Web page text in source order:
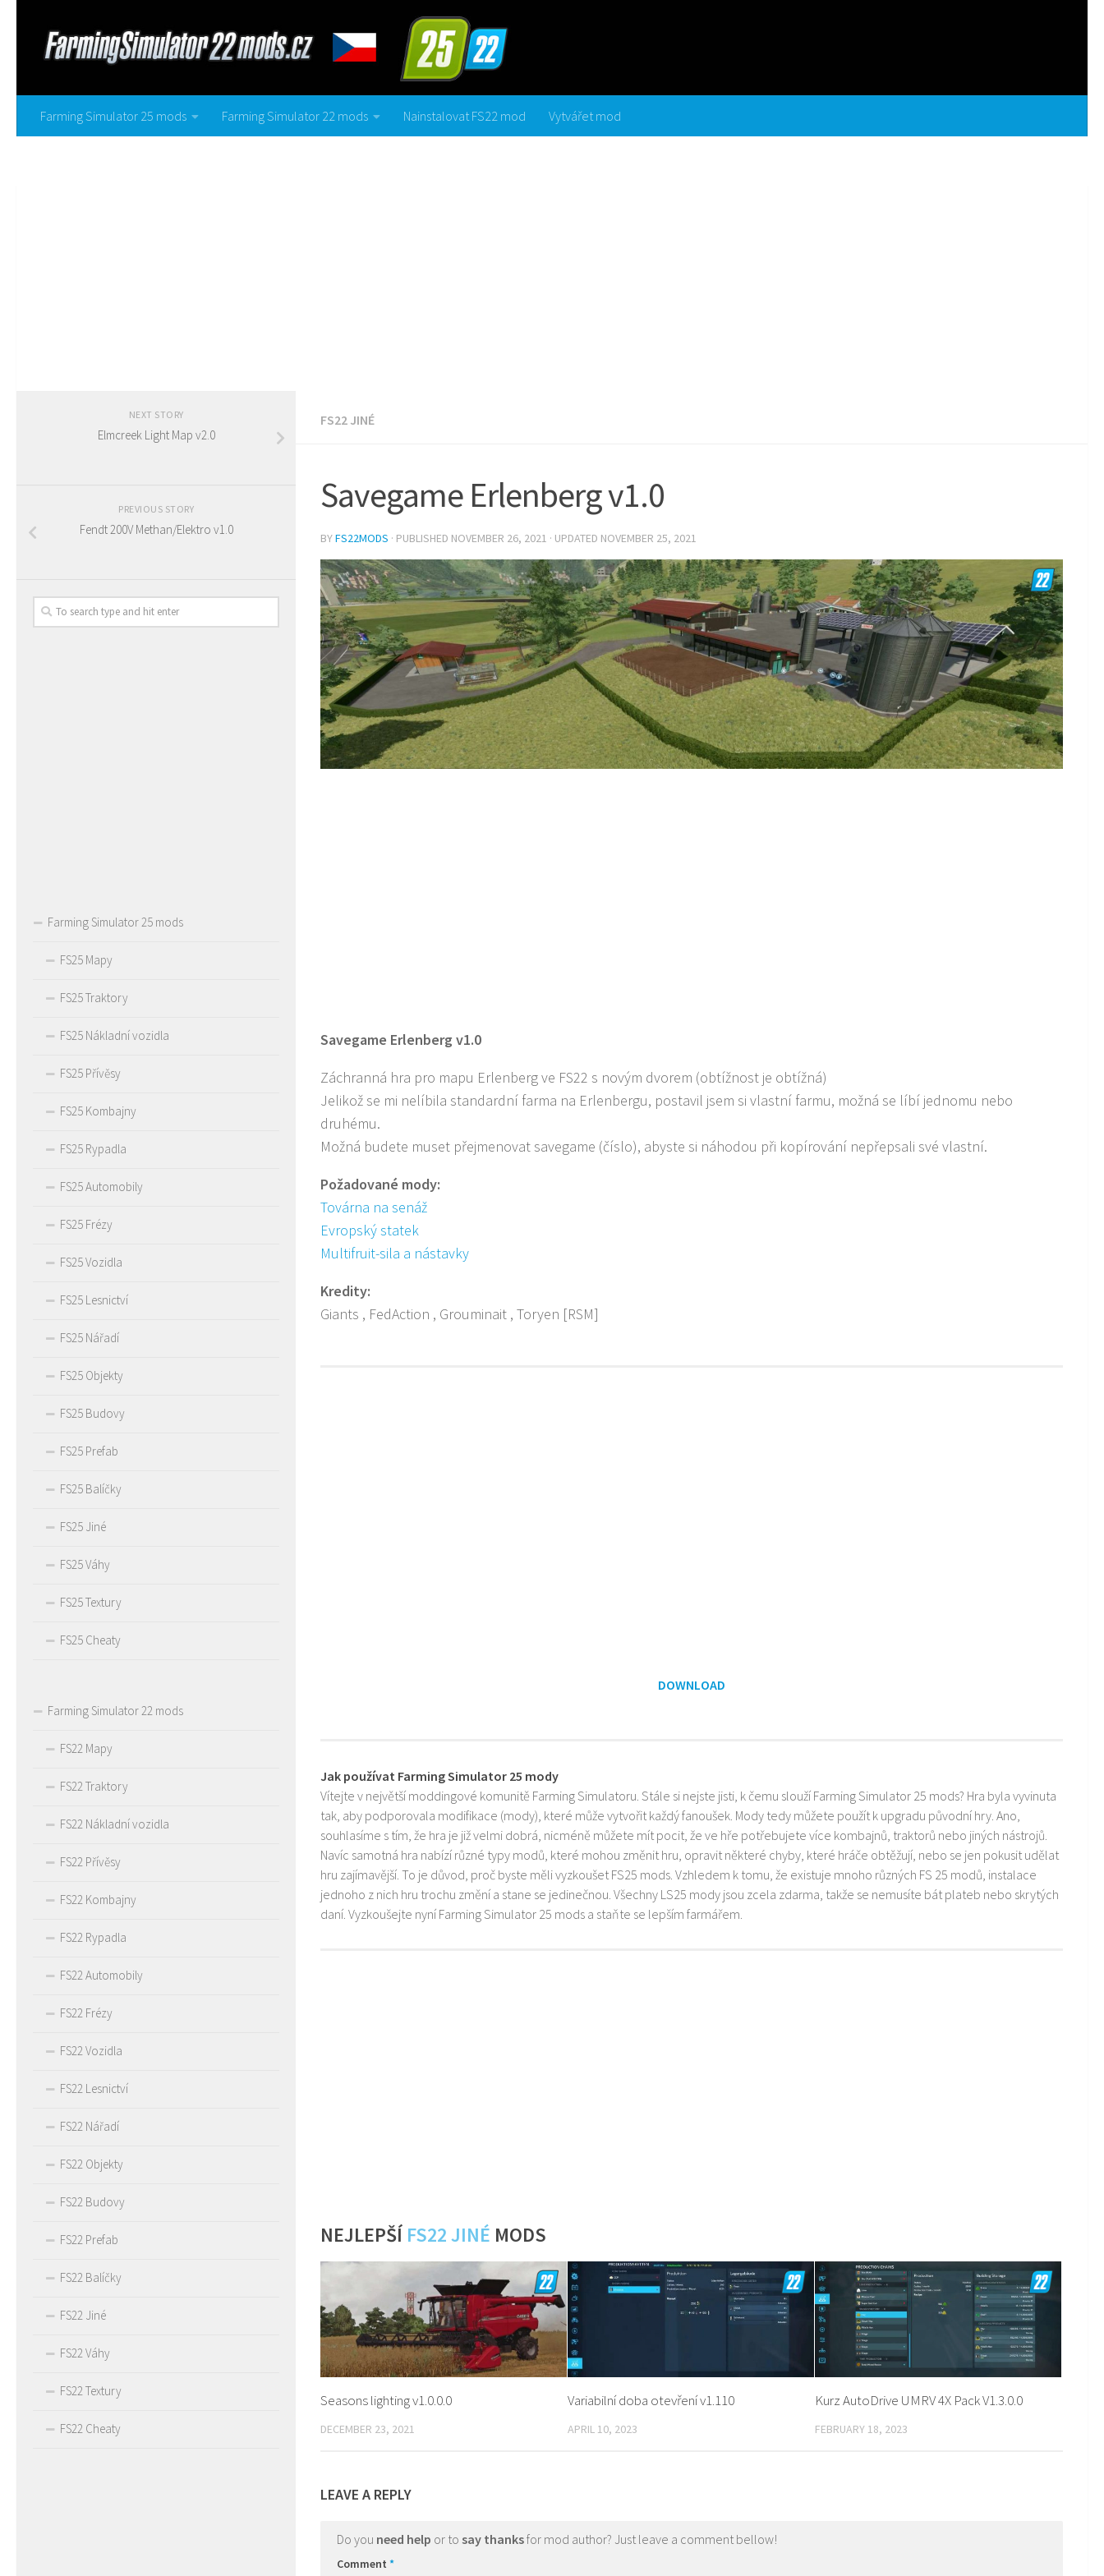
Farming Simulator 25 mods Farming Simulator 22 mods Nainstalovat FS22 mod Vytvářet mod
FS22 JINÉ
Savegame Erlenberg v1.0
BYFS22MODS · PUBLISHED NOVEMBER 26, 2021 · UPDATED NOVEMBER 25, 2021
Savegame Erlenberg v1.0
Záchranná hra pro mapu Erlenberg ve FS22 s novým dvorem (obtížnost je obtížná)
Jelikož se mi nelíbila standardní farma na Erlenbergu, postavil jsem si vlastní farmu, možná se líbí jednomu nebo
druhému.
Možná budete muset přejmenovat savegame (číslo), abyste si náhodou při kopírování nepřepsali své vlastní.
Požadované mody:
Továrna na senáž
Evropský statek
Multifruit-sila a nástavky
Kredity:
Giants , FedAction , Grouminait , Toryen [RSM]
DOWNLOAD
Jak používat Farming Simulator 25 mody
Vítejte v největší moddingové komunitě Farming Simulatoru. Stále si nejste jisti, k čemu slouží Farming Simulator 25 mods? Hra byla vyvinuta
tak, aby podporovala modifikace (mody), které může vytvořit každý fanoušek. Mody tedy můžete použít k upgradu původní hry. Ano,
souhlasíme s tím, že hra je již velmi dobrá, nicméně můžete mít pocit, že ve hře potřebujete více kombajnů, traktorů nebo jiných nástrojů.
Navíc samotná hra nabízí různé typy modů, které mohou změnit hru, opravit některé chyby, které hráče obtěžují, nebo se jen pokusit udělat
hru zajímavější. To je důvod, proč byste měli vyzkoušet FS25 mods. Vzhledem k tomu, že existuje mnoho různých FS 25 modů, instalace
jednoho z nich hru trochu změní a stane se jedinečnou. Všechny LS25 mody jsou zcela zdarma, takže se nemusíte bát plateb nebo skrytých
daní. Vyzkoušejte nyní Farming Simulator 25 mods a staňte se lepším farmářem.
NEJLEPŠÍ FS22 JINÉ MODS
Seasons lighting v1.0.0.0
DECEMBER 23, 2021
Variabilní doba otevření v1.110
APRIL 10, 2023
Kurz AutoDrive UMRV 4X Pack V1.3.0.0
FEBRUARY 18, 2023
LEAVE A REPLY
Do you need help or to say thanksfor mod author? Just leave a comment bellow!
Comment *
NEXT STORY
Elmcreek Light Map v2.0
PREVIOUS STORY
Fendt 200V Methan/Elektro v1.0
Farming Simulator 25 mods
FS25 Mapy
FS25 Traktory
FS25 Nákladní vozidla
FS25 Přívěsy
FS25 Kombajny
FS25 Rypadla
FS25 Automobily
FS25 Frézy
FS25 Vozidla
FS25 Lesnictví
FS25 Nářadí
FS25 Objekty
FS25 Budovy
FS25 Prefab
FS25 Balíčky
FS25 Jiné
FS25 Váhy
FS25 Textury
FS25 Cheaty
Farming Simulator 22 mods
FS22 Mapy
FS22 Traktory
FS22 Nákladní vozidla
FS22 Přívěsy
FS22 Kombajny
FS22 Rypadla
FS22 Automobily
FS22 Frézy
FS22 Vozidla
FS22 Lesnictví
FS22 Nářadí
FS22 Objekty
FS22 Budovy
FS22 Prefab
FS22 Balíčky
FS22 Jiné
FS22 Váhy
FS22 Textury
FS22 Cheaty